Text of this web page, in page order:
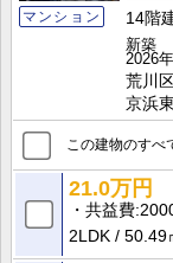
マンション
14階
新築
2026
荒川
京浜
この建物のすべ
21.0万円
共益費
2LDK
50.49